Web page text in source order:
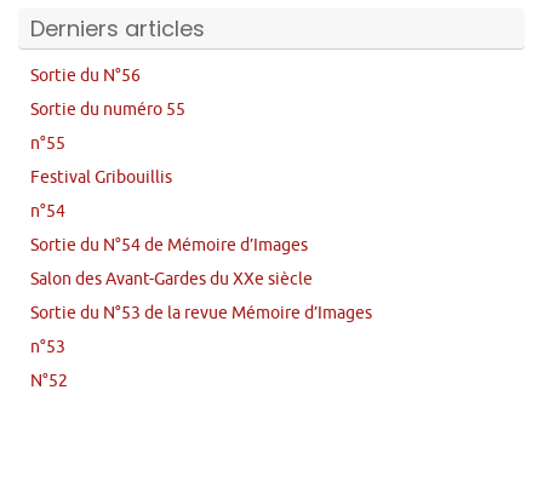
Derniers articles
Sortie du N°56
Sortie du numéro 55
n°55
Festival Gribouillis
n°54
Sortie du N°54 de Mémoire d’Images
Salon des Avant-Gardes du XXe siècle
Sortie du N°53 de la revue Mémoire d’Images
n°53
N°52